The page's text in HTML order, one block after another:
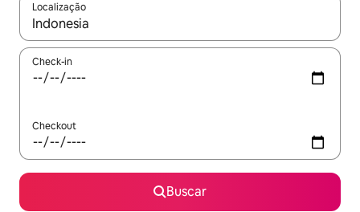
Localização
Quando os resultados estiverem disponíveis, explore-os
Check-in
Checkout
Buscar